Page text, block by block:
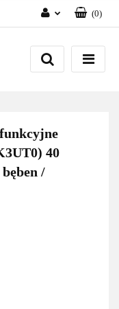
Zaloguj się
Załóż konto
(0)
40
/